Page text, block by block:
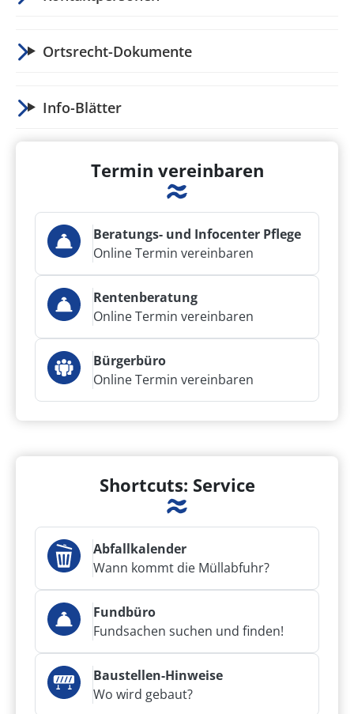
Ortsrecht-Dokumente
Info-Blätter
Termin vereinbaren
Beratungs- und Infocenter Pflege
Online Termin vereinbaren
Rentenberatung
Online Termin vereinbaren
Bürgerbüro
Online Termin vereinbaren
Shortcuts: Service
Abfallkalender
Wann kommt die Müllabfuhr?
Fundbüro
Fundsachen suchen und finden!
Baustellen-Hinweise
Wo wird gebaut?